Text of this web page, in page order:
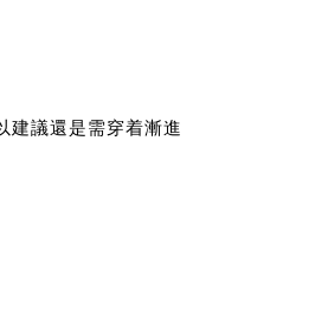
建議還是需穿着漸進